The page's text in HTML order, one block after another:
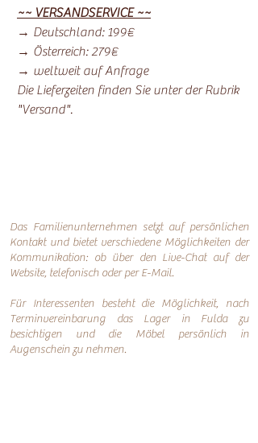
~~ VERSANDSERVICE ~~
→ Deutschland: 199€
→ Österreich: 279€
→ weltweit auf Anfrage
Die Lieferzeiten finden Sie unter der Rubrik
"Versand".
Das Familienunternehmen setzt auf persönlichen
Kontakt und bietet verschiedene Möglichkeiten der
Kommunikation: ob über den Live-Chat auf der
Website, telefonisch oder perE-Mail.
Für Interessenten besteht die Möglichkeit, nach
Terminvereinbarung das Lager in Fulda zu
besichtigen und die Möbel persönlich in
Augenschein zu nehmen.